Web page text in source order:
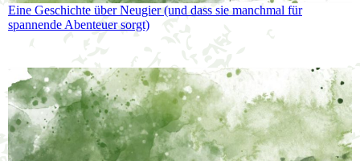
Eine Geschichte über Neugier (und dass sie manchmal für
spannende Abenteuer sorgt)